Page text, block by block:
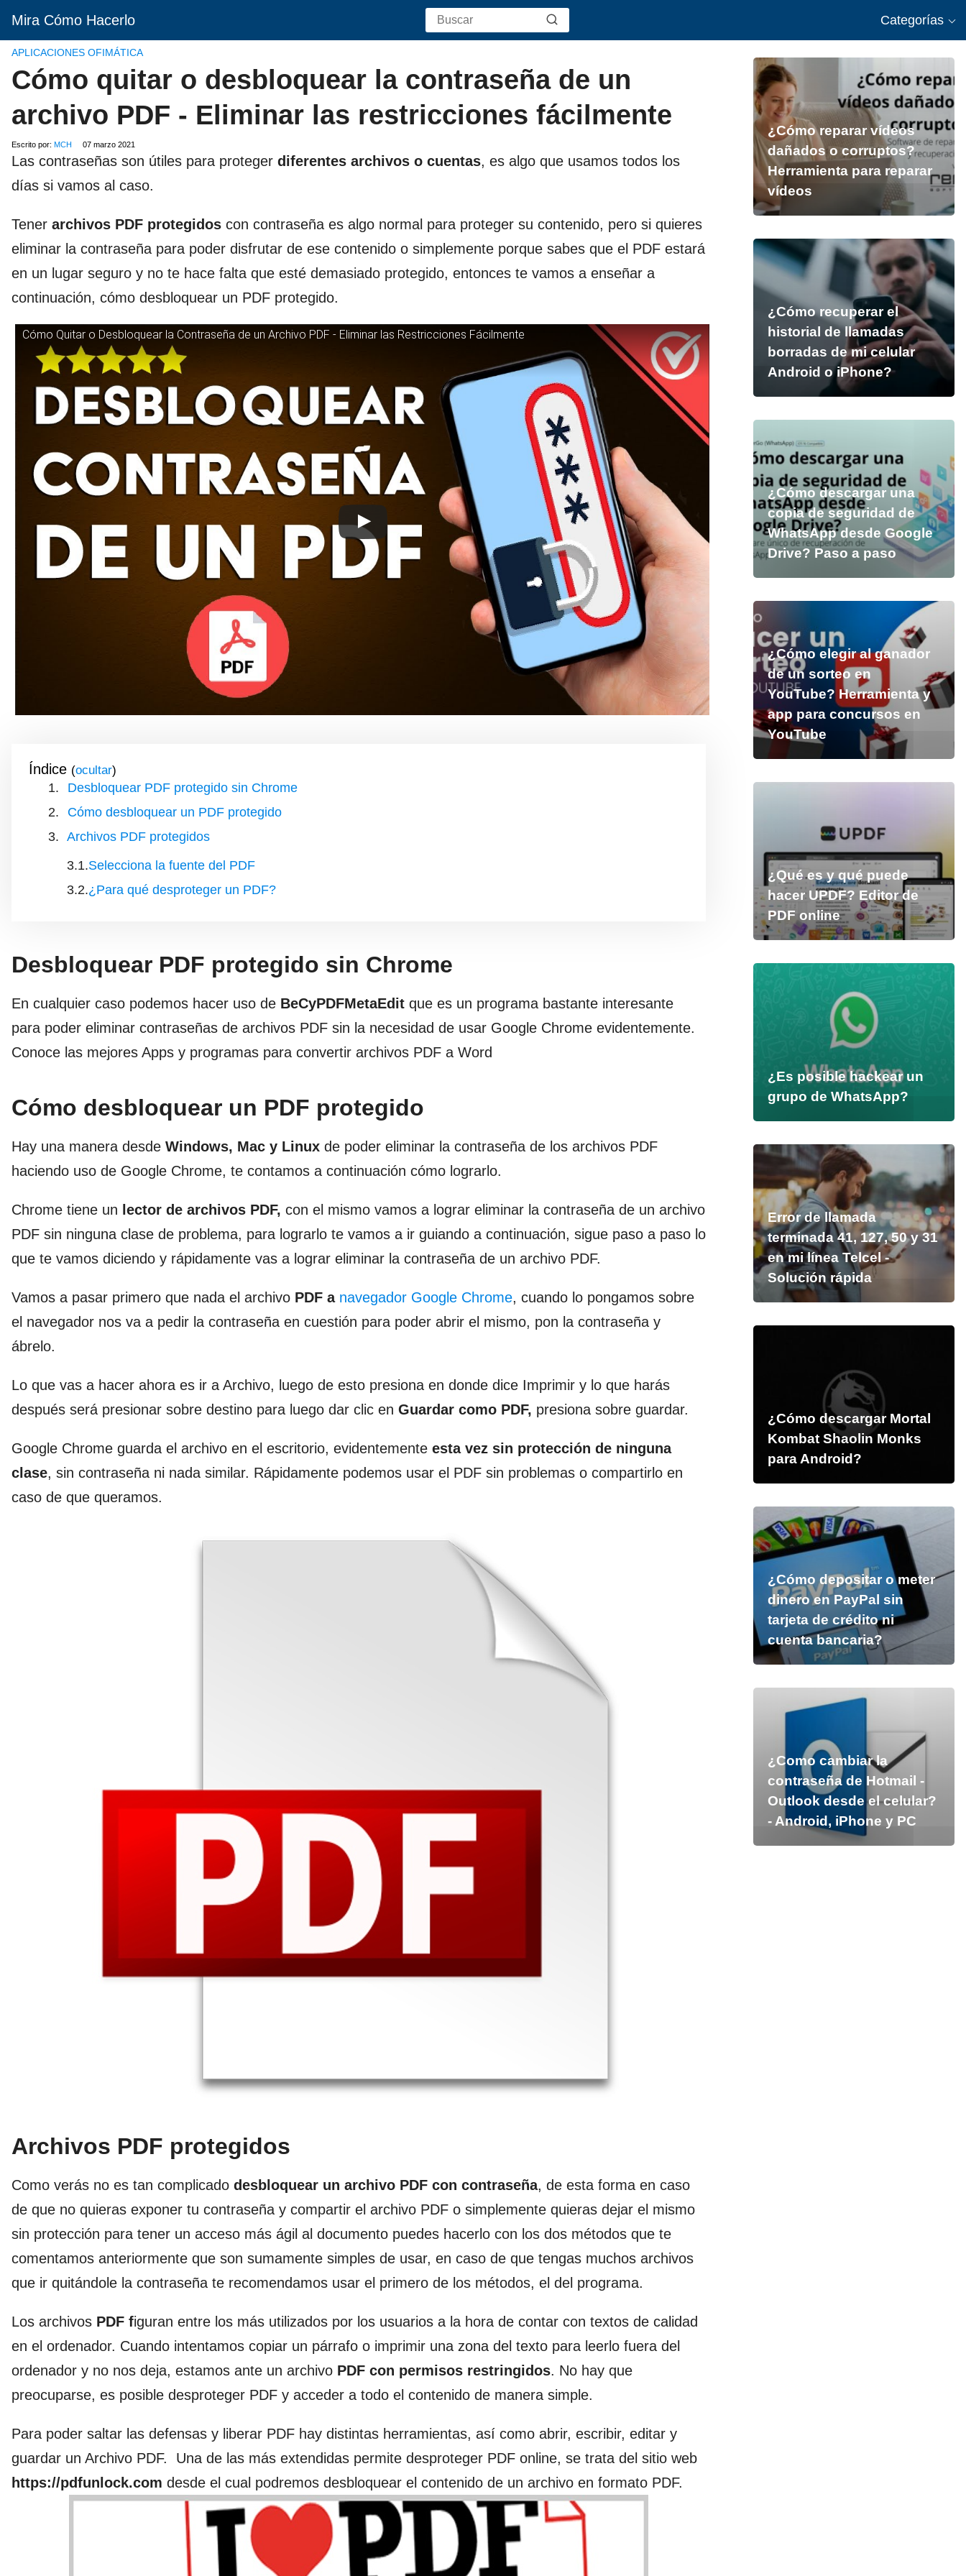
Mira Cómo Hacerlo Categorías
APLICACIONES OFIMÁTICA
Cómo quitar o desbloquear la contraseña de un
archivo PDF - Eliminar las restricciones fácilmente
Escrito por: MCH 07 marzo 2021
Las contraseñas son útiles para proteger diferentes archivos o cuentas, es algo que usamos todos los
días si vamos al caso.
Tener archivos PDF protegidos con contraseña es algo normal para proteger su contenido, pero si quieres
eliminar la contraseña para poder disfrutar de ese contenido o simplemente porque sabes que el PDF estará
en un lugar seguro y no te hace falta que esté demasiado protegido, entonces te vamos a enseñar a
continuación, cómo desbloquear un PDF protegido.
Cómo Quitar o Desbloquear la Contraseña de un Archivo PDF - Eliminar las Restricciones Fácilmente
Índice ( )
Desbloquear PDF protegido sin Chrome
Cómo desbloquear un PDF protegido
Archivos PDF protegidos
Selecciona la fuente del PDF
¿Para qué desproteger un PDF?
Desbloquear PDF protegido sin Chrome
En cualquier caso podemos hacer uso de BeCyPDFMetaEdit que es un programa bastante interesante
para poder eliminar contraseñas de archivos PDF sin la necesidad de usar Google Chrome evidentemente.
Conoce las mejores Apps y programas para convertir archivos PDF a Word
Cómo desbloquear un PDF protegido
Hay una manera desde Windows, Mac y Linux de poder eliminar la contraseña de los archivos PDF
haciendo uso de Google Chrome, te contamos a continuación cómo lograrlo.
Chrome tiene un lector de archivos PDF, con el mismo vamos a lograr eliminar la contraseña de un archivo
PDF sin ninguna clase de problema, para lograrlo te vamos a ir guiando a continuación, sigue paso a paso lo
que te vamos diciendo y rápidamente vas a lograr eliminar la contraseña de un archivo PDF.
Vamos a pasar primero que nada el archivo PDF a navegador Google Chrome, cuando lo pongamos sobre
el navegador nos va a pedir la contraseña en cuestión para poder abrir el mismo, pon la contraseña y
ábrelo.
Lo que vas a hacer ahora es ir a Archivo, luego de esto presiona en donde dice Imprimir y lo que harás
después será presionar sobre destino para luego dar clic en Guardar como PDF, presiona sobre guardar.
Google Chrome guarda el archivo en el escritorio, evidentemente esta vez sin protección de ninguna
clase, sin contraseña ni nada similar. Rápidamente podemos usar el PDF sin problemas o compartirlo en
caso de que queramos.
Archivos PDF protegidos
Como verás no es tan complicado desbloquear un archivo PDF con contraseña, de esta forma en caso
de que no quieras exponer tu contraseña y compartir el archivo PDF o simplemente quieras dejar el mismo
sin protección para tener un acceso más ágil al documento puedes hacerlo con los dos métodos que te
comentamos anteriormente que son sumamente simples de usar, en caso de que tengas muchos archivos
que ir quitándole la contraseña te recomendamos usar el primero de los métodos, el del programa.
Los archivos PDF figuran entre los más utilizados por los usuarios a la hora de contar con textos de calidad
en el ordenador. Cuando intentamos copiar un párrafo o imprimir una zona del texto para leerlo fuera del
ordenador y no nos deja, estamos ante un archivo PDF con permisos restringidos. No hay que
preocuparse, es posible desproteger PDF y acceder a todo el contenido de manera simple.
Para poder saltar las defensas y liberar PDF hay distintas herramientas, así como abrir, escribir, editar y
guardar un Archivo PDF. Una de las más extendidas permite desproteger PDF online, se trata del sitio web
https://pdfunlock.com desde el cual podremos desbloquear el contenido de un archivo en formato PDF.
¿Cómo reparar vídeos
dañados o corruptos?
Herramienta para reparar
vídeos
¿Cómo recuperar el
historial de llamadas
borradas de mi celular
Android o iPhone?
¿Cómo descargar una
copia de seguridad de
WhatsApp desde Google
Drive? Paso a paso
¿Cómo elegir al ganador
de un sorteo en
YouTube? Herramienta y
app para concursos en
YouTube
¿Qué es y qué puede
hacer UPDF? Editor de
PDF online
¿Es posible hackear un
grupo de WhatsApp?
Error de llamada
terminada 41, 127, 50 y 31
en mi línea Telcel -
Solución rápida
¿Cómo descargar Mortal
Kombat Shaolin Monks
para Android?
¿Cómo depositar o meter
dinero en PayPal sin
tarjeta de crédito ni
cuenta bancaria?
¿Como cambiar la
contraseña de Hotmail -
Outlook desde el celular?
- Android, iPhone y PC